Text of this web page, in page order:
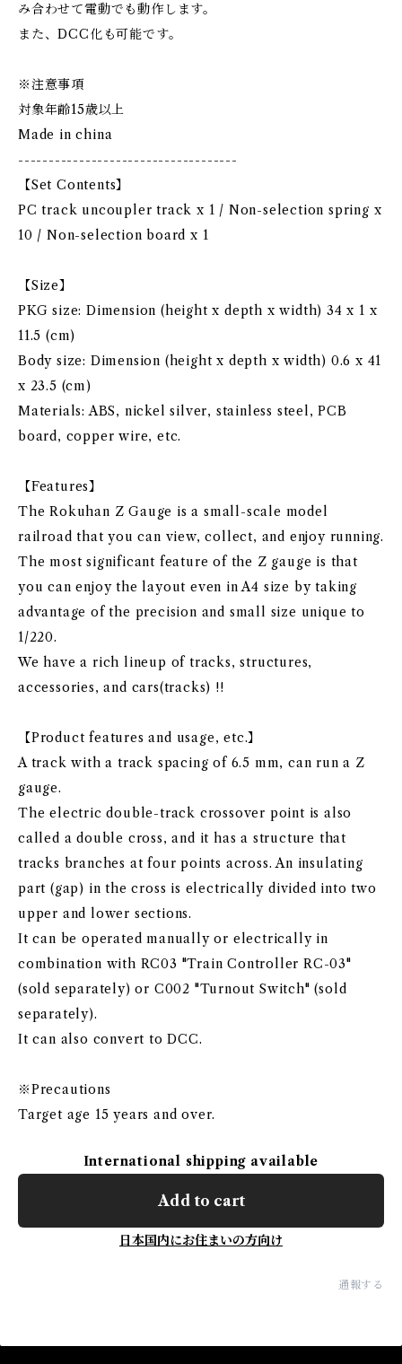
み合わせて電動でも動作します。
また、DCC化も可能です。
※注意事項
対象年齢15歳以上
Made in china
------------------------------------
【Set Contents】
PC track uncoupler track x 1 / Non-selection spring x
10 / Non-selection board x 1
【Size】
PKG size: Dimension (height x depth x width) 34 x 1 x
11.5 (cm)
Body size: Dimension (height x depth x width) 0.6 x 41
x 23.5 (cm)
Materials: ABS, nickel silver, stainless steel, PCB
board, copper wire, etc.
【Features】
The Rokuhan Z Gauge is a small-scale model
railroad that you can view, collect, and enjoy running.
The most significant feature of the Z gauge is that
you can enjoy the layout even in A4 size by taking
advantage of the precision and small size unique to
1/220.
We have a rich lineup of tracks, structures,
accessories, and cars(tracks) !!
【Product features and usage, etc.】
A track with a track spacing of 6.5 mm, can run a Z
gauge.
The electric double-track crossover point is also
called a double cross, and it has a structure that
tracks branches at four points across. An insulating
part (gap) in the cross is electrically divided into two
upper and lower sections.
It can be operated manually or electrically in
combination with RC03 "Train Controller RC-03"
(sold separately) or C002 "Turnout Switch" (sold
separately).
It can also convert to DCC.
※Precautions
Target age 15 years and over.
International shipping available
Add to cart
日本国内にお住まいの方向け
通報する